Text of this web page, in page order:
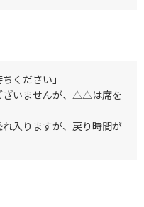
ください」
ざいませんが、△△は席を
入りますが、戻り時間が